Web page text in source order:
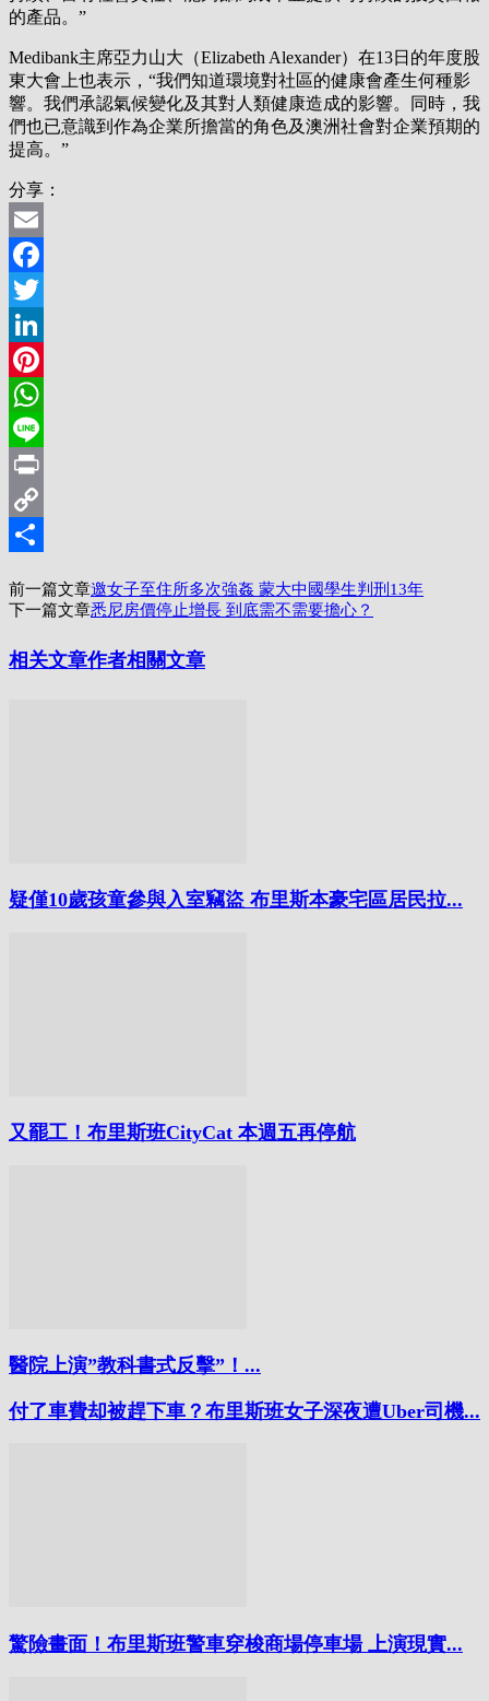
的產品。”
Medibank主席亞力山大（Elizabeth Alexander）在13日的年度股
東大會上也表示，“我們知道環境對社區的健康會產生何種影
響。我們承認氣候變化及其對人類健康造成的影響。同時，我
們也已意識到作為企業所擔當的角色及澳洲社會對企業預期的
提高。”
分享：
Email
Facebook
Twitter
LinkedIn
Pinterest
WhatsApp
Line
Print
Copy
享
前一篇文章邀女子至住所多次強姦 蒙大中國學生判刑13年
下一篇文章悉尼房價停止增長 到底需不需要擔心？
相关文章作者相關文章
疑僅10歲孩童參與入室竊盜 布里斯本豪宅區居民拉...
又罷工！布里斯班CityCat 本週五再停航
醫院上演”教科書式反擊”！...
付了車費却被趕下車？布里斯班女子深夜遭Uber司機...
驚險畫面！布里斯班警車穿梭商場停車場 上演現實...